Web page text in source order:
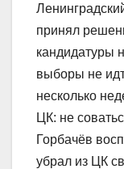
принял
кандидатуры
выборы не
несколько
ЦК: не
Горбачёв
убрал из ЦК